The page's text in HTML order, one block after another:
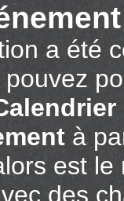
a été
à
est
des